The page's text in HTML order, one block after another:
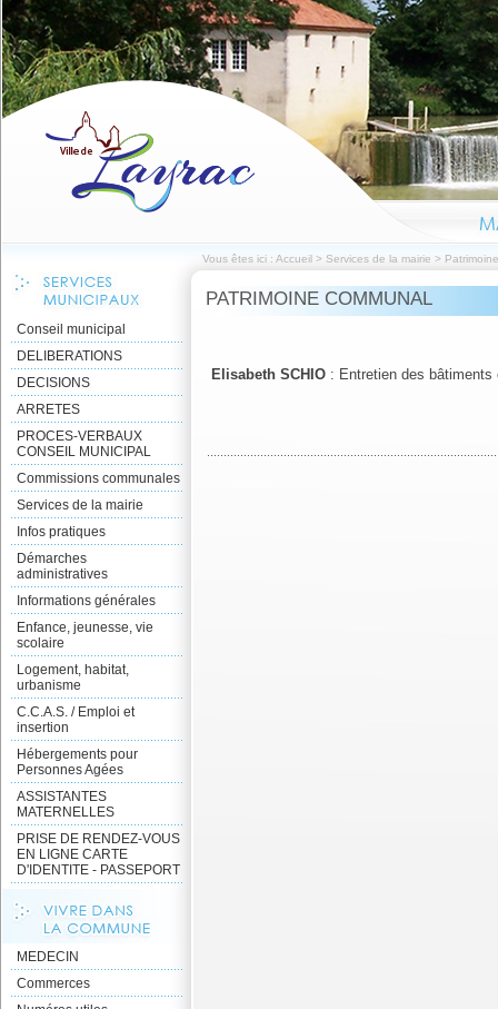
Vous êtes ici : Accueil > Services de la mairie >
Conseil municipal
DELIBERATIONS
DECISIONS
ARRETES
PROCES-VERBAUX
CONSEIL MUNICIPAL
Commissions communales
Services de la mairie
Infos pratiques
Démarches
administratives
Informations générales
Enfance, jeunesse, vie
scolaire
Logement, habitat,
urbanisme
C.C.A.S. / Emploi et
insertion
Hébergements pour
Personnes Agées
ASSISTANTES
MATERNELLES
PRISE DE RENDEZ-VOUS
EN LIGNE CARTE
D'IDENTITE - PASSEPORT
MEDECIN
Commerces
PATRIMOINE COMMUNAL
Elisabeth SCHIO : Entretien des bâtiments